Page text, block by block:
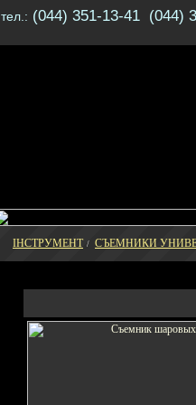
тел.: (044) 351-13-41 (044)
ІНСТРУМЕНТ / СЪЕМНИКИ